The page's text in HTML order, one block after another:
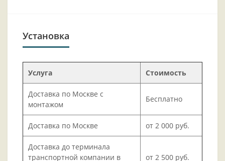
Установка
Услуга Стоимость
Доставка по Москве с
монтажом
Бесплатно
Доставка по Москве от 2 000 руб.
Доставка до терминала
транспортной компании в
от 2 500 руб.